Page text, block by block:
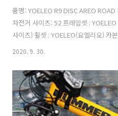
품명: YOELEO R9 DISC AREO
자전거 사이즈: 52 프레임셋 :
사이즈) 휠셋 : YOELEO(요엘리오) 카
350 / 타이어 컨티넨탈 5000 튜블리스
환 핸들 : Deda VINCI DNA
Stem 안장 : 스페셜라이즈드 파워 안
치 퓨전 투톤 바테이프 자이언트 TCR
고 갈 예정
2020. 9. 30.